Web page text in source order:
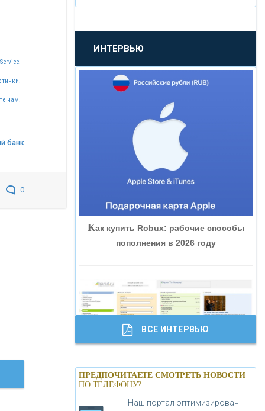
нам.
банк
0
«ПРОМСВЯЗЬБАНК»
«НОВИКОМБАНК»
«СМП БАНК»
«ВНЕШПРОМБАНК»
«БАНК ГЛОБЭКС»
«ТРАСТ»
«ГАЗПРОМБАНК»
«МОСКОВСКИЙ КРЕДИТНЫЙ
БАНК»
ИНТЕРВЬЮ
Как купить Robux: рабочие способы
пополнения в 2026 году
Банки.ру обновил логотип впервые за
19 лет - «Лента новостей»
ВСЕ ИНТЕРВЬЮ
ПРЕДПОЧИТАЕТЕ СМОТРЕТЬ НОВОСТИ
ПО ТЕЛЕФОНУ?
Наш портал оптимизирован